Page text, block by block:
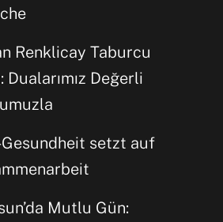
Renklicay Taburcu
Dualarımız Değerli
Gesundheit setzt auf
Mutlu Gün: